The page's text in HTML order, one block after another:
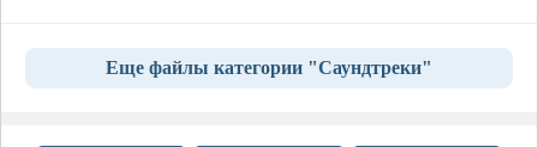
Еще файлы категории "Саундтреки"